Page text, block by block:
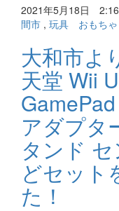
2021年5月18日
間市 , 玩具 おもち
大和市よ
天堂 Wii
アダプタ
タンド
どセット
た！